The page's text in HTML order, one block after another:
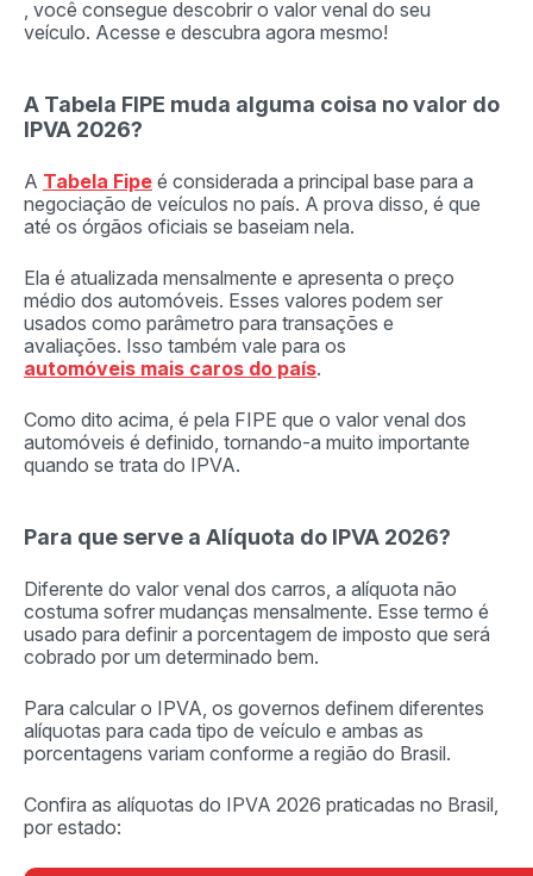
, você consegue descobrir o valor venal do seu
veículo. Acesse e descubra agora mesmo!
A Tabela FIPE muda alguma coisa no valor do
IPVA 2026?
A Tabela Fipe é considerada a principal base para a
negociação de veículos no país. A prova disso, é que
até os órgãos oficiais se baseiam nela.
Ela é atualizada mensalmente e apresenta o preço
médio dos automóveis. Esses valores podem ser
usados como parâmetro para transações e
avaliações. Isso também vale para os
automóveis mais caros do país.
Como dito acima, é pela FIPE que o valor venal dos
automóveis é definido, tornando-a muito importante
quando se trata do IPVA.
Para que serve a Alíquota do IPVA 2026?
Diferente do valor venal dos carros, a alíquota não
costuma sofrer mudanças mensalmente. Esse termo é
usado para definir a porcentagem de imposto que será
cobrado por um determinado bem.
Para calcular o IPVA, os governos definem diferentes
alíquotas para cada tipo de veículo e ambas as
porcentagens variam conforme a região do Brasil.
Confira as alíquotas do IPVA 2026 praticadas no Brasil,
por estado: